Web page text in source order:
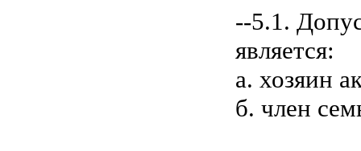
--5.1.
является:
а. хозяин
б. член